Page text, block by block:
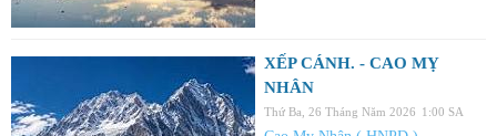
XẾP CÁNH. - CAO MỴ
NHÂN
Thứ Ba, 26 Tháng Năm 2026 1:00 SA